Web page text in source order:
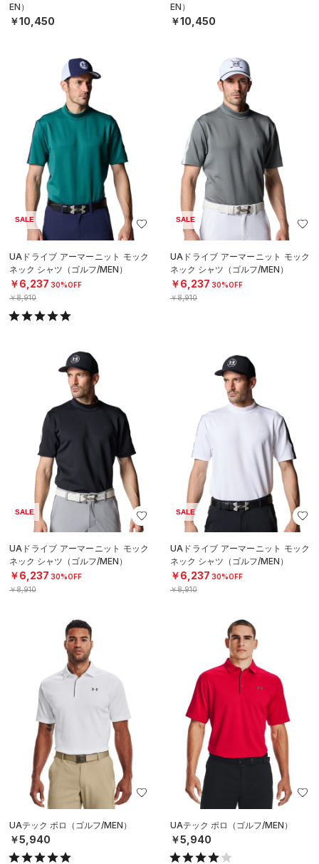
EN）
￥10,450
EN）
￥10,450
SALE
UAドライブ アーマーニット モック
ネック シャツ（ゴルフ/MEN）
￥6,237 30%OFF
￥8,910
SALE
UAドライブ アーマーニット モック
ネック シャツ（ゴルフ/MEN）
￥6,237 30%OFF
￥8,910
SALE
UAドライブ アーマーニット モック
ネック シャツ（ゴルフ/MEN）
￥6,237 30%OFF
￥8,910
SALE
UAドライブ アーマーニット モック
ネック シャツ（ゴルフ/MEN）
￥6,237 30%OFF
￥8,910
UAテック ポロ（ゴルフ/MEN）
￥5,940
UAテック ポロ（ゴルフ/MEN）
￥5,940